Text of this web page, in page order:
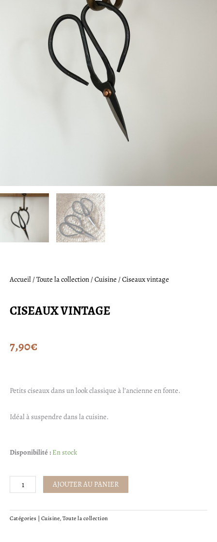
Accueil /Toute la collection /Cuisine / Ciseaux vintage
CISEAUX VINTAGE
7,90€
Petits ciseaux dans un look classique à l’ancienne en fonte.
Idéal à suspendre dans la cuisine.
Disponibilité : En stock
quantité
Ciseaux
vintage
AJOUTER AU PANIER
Catégories | Cuisine,Toute la collection